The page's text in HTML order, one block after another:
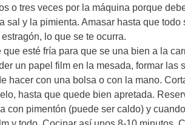
o tres veces por la máquina porque
y la pimienta. Amasar hasta que
lo que se te ocurra.
esté fría para que se una bien a la
un papel film en la mesada, formar las
hacer con una bolsa o con la mano.
hasta que quede bien apretada.
pimentón (puede ser caldo) y